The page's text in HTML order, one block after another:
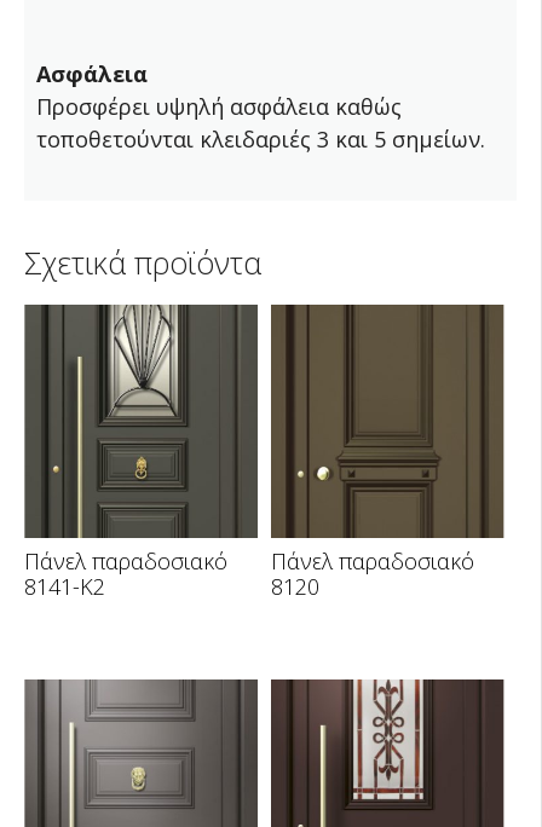
Ασφάλεια
Προσφέρει υψηλή ασφάλεια καθώς
τοποθετούνται κλειδαριές 3 και 5 σημείων.
Σχετικά προϊόντα
Πάνελ παραδοσιακό
8141-K2
Πάνελ παραδοσιακό
8120